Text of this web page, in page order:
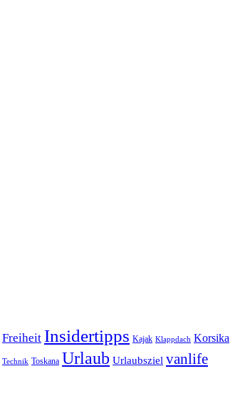
Freiheit Insidertipps Kajak Klappdach Korsika
Technik Toskana Urlaub Urlaubsziel vanlife